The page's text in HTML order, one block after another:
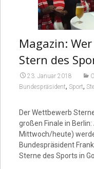
Magazin:
Stern des
23. Januar 2018
Bundespräsident, Sport,
Der Wettbewerb
großen Finale in
Mittwoch/heute)
Bundespräsident
Sterne des Sports in